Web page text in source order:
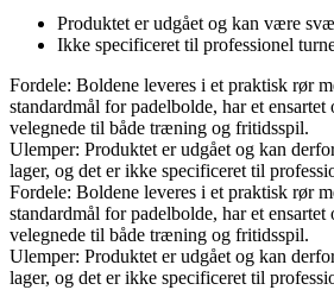
Produktet er udgået og kan være
Ikke specificeret til professionel
Fordele: Boldene leveres i et praktisk rør
standardmål for padelbolde, har et
velegnede til både træning og fritidsspil.
Ulemper: Produktet er udgået og kan
lager, og det er ikke specificeret til
Fordele: Boldene leveres i et praktisk rør
standardmål for padelbolde, har et
velegnede til både træning og fritidsspil.
Ulemper: Produktet er udgået og kan
lager, og det er ikke specificeret til